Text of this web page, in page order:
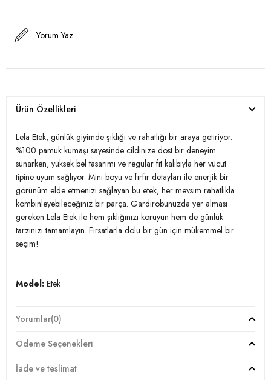
Yorum Yaz
Ürün Özellikleri
Lela Etek, günlük giyimde şıklığı ve rahatlığı bir araya getiriyor.
%100 pamuk kumaşı sayesinde cildinize dost bir deneyim
sunarken, yüksek bel tasarımı ve regular fit kalıbıyla her vücut
tipine uyum sağlıyor. Mini boyu ve fırfır detayları ile enerjik bir
görünüm elde etmenizi sağlayan bu etek, her mevsim rahatlıkla
kombinleyebileceğiniz bir parça. Gardırobunuzda yer alması
gereken Lela Etek ile hem şıklığınızı koruyun hem de günlük
tarzınızı tamamlayın. Fırsatlarla dolu bir gün için mükemmel bir
seçim!
Model: Etek
Materyal: % 100 Pamuk
Kumaş Tipi: Belirtilmemiş
Yorumlar(0)
Ödeme Seçenekleri
İade ve teslimat